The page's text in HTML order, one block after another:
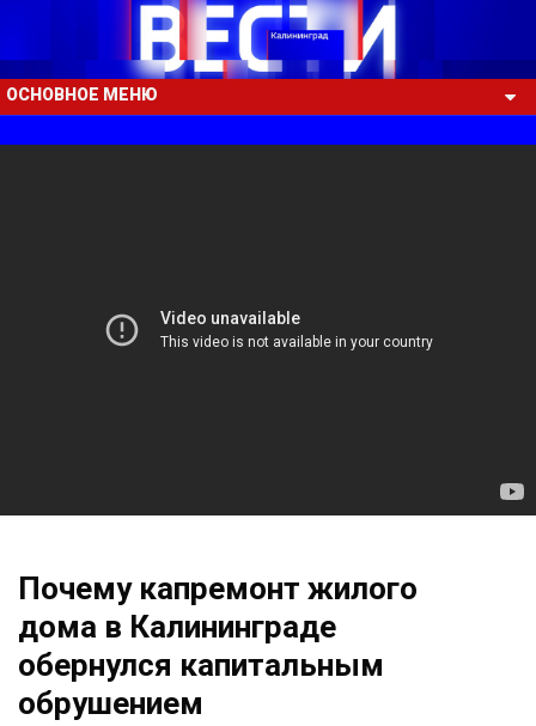
ОСНОВНОЕ МЕНЮ
Почему капремонт жилого
дома в Калининграде
обернулся капитальным
обрушением